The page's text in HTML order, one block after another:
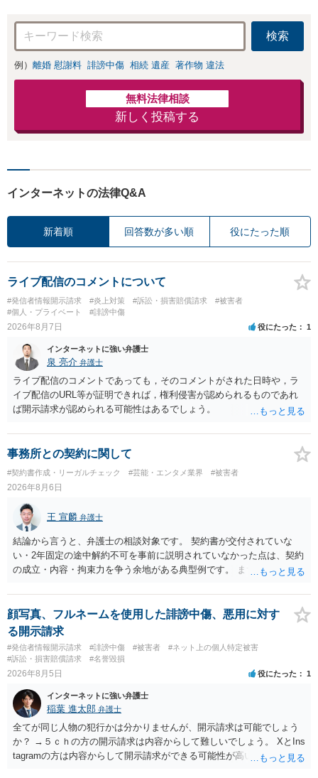
検索
例） 離婚 慰謝料 誹謗中傷 相続 遺産 著作物 違法
無料法律相談
新しく投稿する
インターネットの法律Q&A
新着順 回答数が多い順 役にたった順
ライブ配信のコメントについて
#発信者情報開示請求 #炎上対策 #訴訟・損害賠償請求
#被害者
#個人・プライベート
#誹謗中傷
2026年8月7日 役にたった 1
インターネットに強い弁護士
泉 亮介 弁護士
ライブ配信のコメントであっても，そのコメントがされた日時や，ラ
イブ配信のURL等が証明できれば，権利侵害が認められるものであれ
ば開示請求が認められる可能性はあるでしょう。
事務所との契約に関して
#契約書作成・リーガルチェック #芸能・エンタメ業界 #被害者
2026年8月6日
王 宣麟 弁護士
結論から言うと、弁護士の相談対象です。 契約書が交付されていな
い・2年固定の途中解約不可を事前に説明されていなかった点は、契約
の成立・内容・拘束力を争う余地がある典型例です。 まずは、運営と
みてはいかがでしょうか。 また同時並行で（もしまだされていないの
であれば）書面で退所意思の明確化はしておくべきだと考えます。
顔写真、フルネームを使用した誹謗中傷、悪用に対す
る開示請求
#発信者情報開示請求 #誹謗中傷 #被害者
#ネット上の個人特定被害
#訴訟・損害賠償請求
#名誉毀損
2026年8月5日 役にたった 1
インターネットに強い弁護士
稲葉 進太郎 弁護士
全てが同じ人物の犯行かは分かりませんが、開示請求は可能でしょう
か？ →５ｃｈの方の開示請求は内容からして難しいでしょう。 XとIns
tagramの方は内容からして開示請求ができる可能性が高いでしょう。